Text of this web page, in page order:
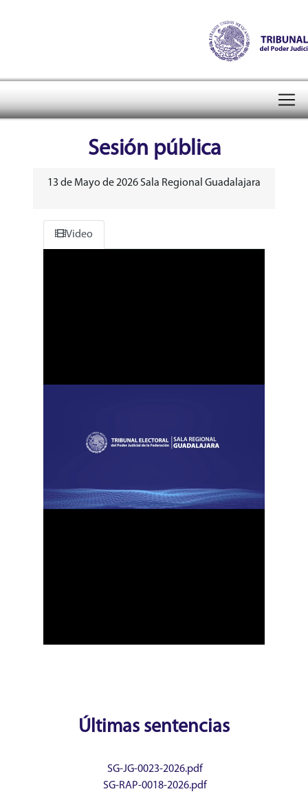
Tribunal Electoral del
header
Sesión pública
13 de Mayo de 2026 Sala Regional Guadalajara
Video
Últimas sentencias
SG-JG-0023-2026.pdf
SG-RAP-0018-2026.pdf